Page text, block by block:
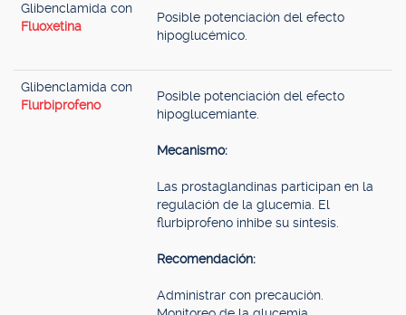
Glibenclamida con
Fluoxetina
Posible potenciación del efecto
hipoglucémico.
Glibenclamida con
Flurbiprofeno
Posible potenciación del efecto
hipoglucemiante.
Mecanismo:
Las prostaglandinas participan en la
regulación de la glucemia. El
flurbiprofeno inhibe su síntesis.
Recomendación:
Administrar con precaución.